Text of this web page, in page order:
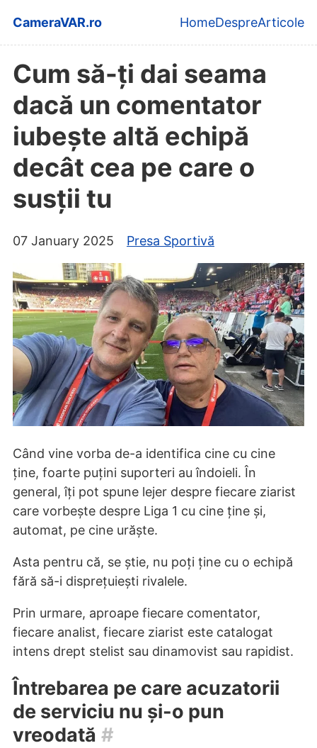
Skip to main content
CameraVAR.ro
Top level
HomeDespreArticole
Cum să-ți dai seama
dacă un comentator
iubește altă echipă
decât cea pe care o
susții tu
07 January 2025 Presa Sportivă
Când vine vorba de-a identifica cine cu cine
ține, foarte puțini suporteri au îndoieli. În
general, îți pot spune lejer despre fiecare ziarist
care vorbește despre Liga 1 cu cine ține și,
automat, pe cine urăște.
Asta pentru că, se știe, nu poți ține cu o echipă
fără să-i disprețuiești rivalele.
Prin urmare, aproape fiecare comentator,
fiecare analist, fiecare ziarist este catalogat
intens drept stelist sau dinamovist sau rapidist.
Întrebarea pe care acuzatorii
de serviciu nu și-o pun
vreodată #